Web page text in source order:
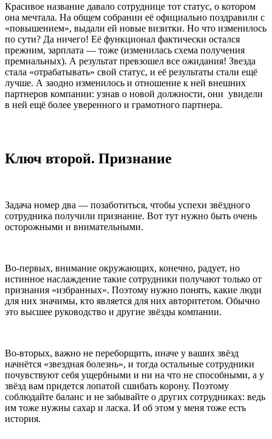
Красивое название давало сотруднице тот статус, о котором
она мечтала. На общем собрании её официально поздравили с
«повышением», выдали ей новые визитки. Но что изменилось
по сути? Да ничего! Её функционал фактически остался
прежним, зарплата — тоже (изменилась схема получения
премиальных). А результат превзошел все ожидания! Звезда
стала «отрабатывать» свой статус, и её результаты стали ещё
лучше. А заодно изменилось и отношение к ней внешних
партнеров компании: узнав о новой должности, они увидели
в ней ещё более уверенного и грамотного партнера.
Ключ второй. Признание
Задача номер два — позаботиться, чтобы успехи звёздного
сотрудника получили признание. Вот тут нужно быть очень
осторожными и внимательными.
Во-первых, внимание окружающих, конечно, радует, но
истинное наслаждение такие сотрудники получают только от
признания «избранных». Поэтому нужно понять, какие люди
для них значимы, кто является для них авторитетом. Обычно
это высшее руководство и другие звёзды компании.
Во-вторых, важно не переборщить, иначе у ваших звёзд
начнётся «звездная болезнь», и тогда остальные сотрудники
почувствуют себя ущербными и ни на что не способными, а у
звёзд вам придется лопатой сшибать корону. Поэтому
соблюдайте баланс и не забывайте о других сотрудниках: ведь
им тоже нужны сахар и ласка. И об этом у меня тоже есть
история.